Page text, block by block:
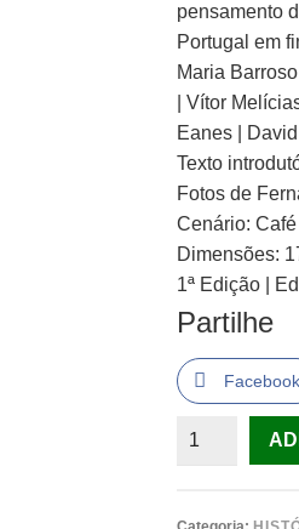
pensamento
Portugal em
Maria
| Vítor
Eanes |
Texto
Fotos de
Cenário:
Dimensões:
1ª Edição |
Partilhe
Facebook
Quantidade
à